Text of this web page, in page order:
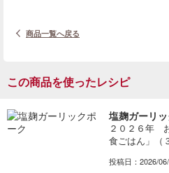
商品一覧へ戻る
この商品を使ったレシピ
塩麹ガーリ
２０２６年
食ごはん」（
投稿日：2026/